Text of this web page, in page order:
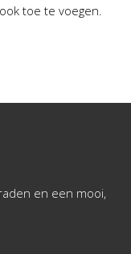
toe te voegen.
en een mooi,